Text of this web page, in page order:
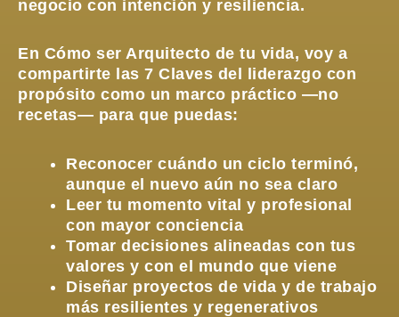
negocio con intención y resiliencia.
En Cómo ser Arquitecto de tu vida, voy a
compartirte las 7 Claves del liderazgo con
propósito como un marco práctico —no
recetas— para que puedas:
Reconocer cuándo un ciclo terminó,
aunque el nuevo aún no sea claro
Leer tu momento vital y profesional
con mayor conciencia
Tomar decisiones alineadas con tus
valores y con el mundo que viene
Diseñar proyectos de vida y de trabajo
más resilientes y regenerativos